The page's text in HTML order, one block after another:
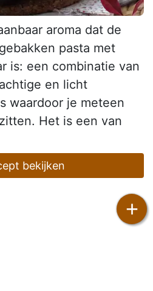
aroma dat de
pasta met
is: een combinatie van
en licht
waardoor je meteen
Het is een van
bekijken
+